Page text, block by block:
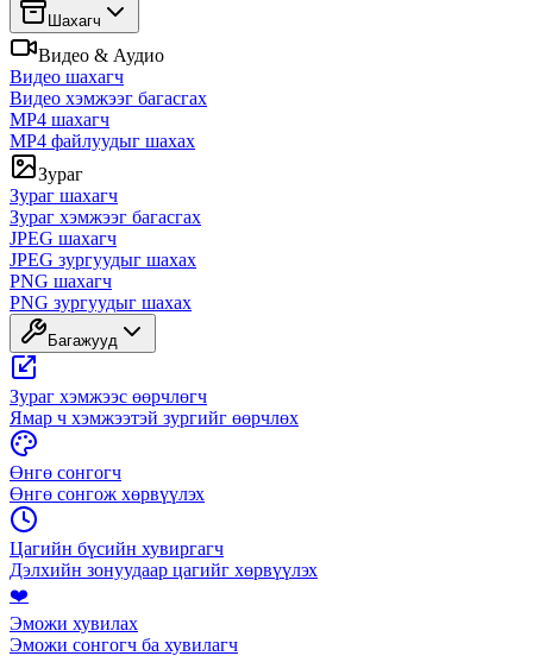
Шахагч
Видео & Аудио
Видео шахагч
Видео хэмжээг багасгах
MP4 шахагч
MP4 файлуудыг шахах
Зураг
Зураг шахагч
Зураг хэмжээг багасгах
JPEG шахагч
JPEG зургуудыг шахах
PNG шахагч
PNG зургуудыг шахах
Багажууд
Зураг хэмжээс өөрчлөгч
Ямар ч хэмжээтэй зургийг өөрчлөх
Өнгө сонгогч
Өнгө сонгож хөрвүүлэх
Цагийн бүсийн хувиргагч
Дэлхийн зонуудаар цагийг хөрвүүлэх
❤️
Эможи хувилах
Эможи сонгогч ба хувилагч